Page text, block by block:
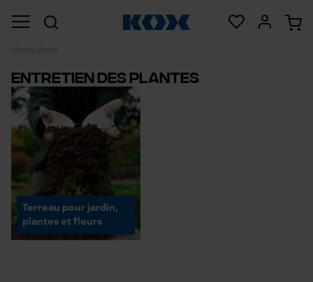
Entretien des plantes
Terreau pour jardin,
plantes et fleurs